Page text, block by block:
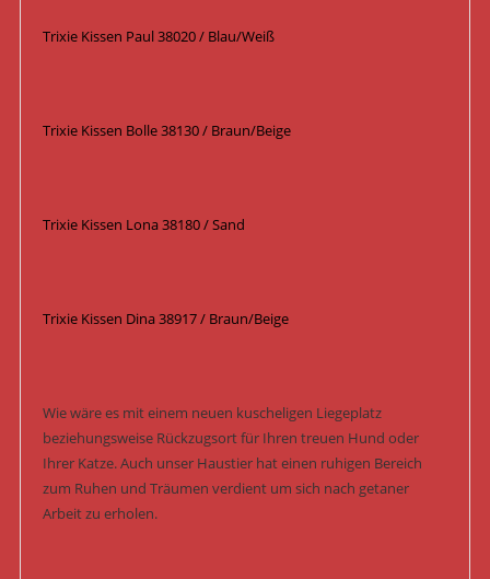
Trixie Kissen Paul 38020 / Blau/Weiß
Trixie Kissen Bolle 38130 / Braun/Beige
Trixie Kissen Lona 38180 / Sand
Trixie Kissen Dina 38917 / Braun/Beige
Wie wäre es mit einem neuen kuscheligen Liegeplatz
beziehungsweise Rückzugsort für Ihren treuen Hund oder
Ihrer Katze. Auch unser Haustier hat einen ruhigen Bereich
zum Ruhen und Träumen verdient um sich nach getaner
Arbeit zu erholen.